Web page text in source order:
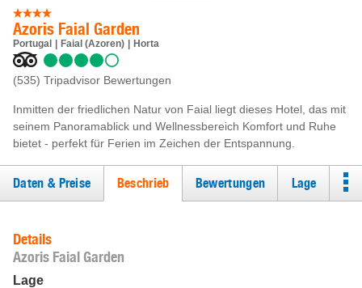
Azoris Faial Garden
Portugal Faial (Azoren) Horta
(535) Tripadvisor Bewertungen
Inmitten der friedlichen Natur von Faial liegt dieses Hotel, das mit
seinem Panoramablick und Wellnessbereich Komfort und Ruhe
bietet - perfekt für Ferien im Zeichen der Entspannung.
Daten & Preise Beschrieb Bewertungen Lage
Details
Azoris Faial Garden
Lage